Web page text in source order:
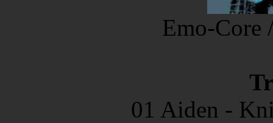
Emo-Core
01 Aiden -